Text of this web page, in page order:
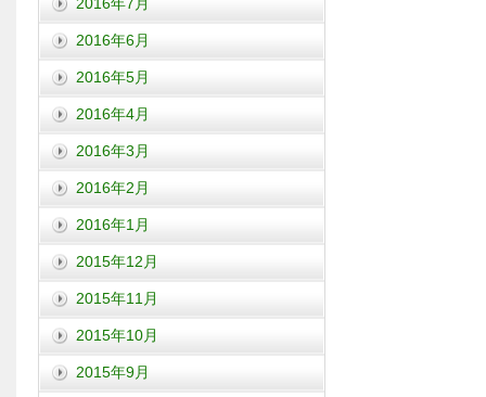
2016年6月
2016年5月
2016年4月
2016年3月
2016年2月
2016年1月
2015年12月
2015年11月
2015年10月
2015年9月